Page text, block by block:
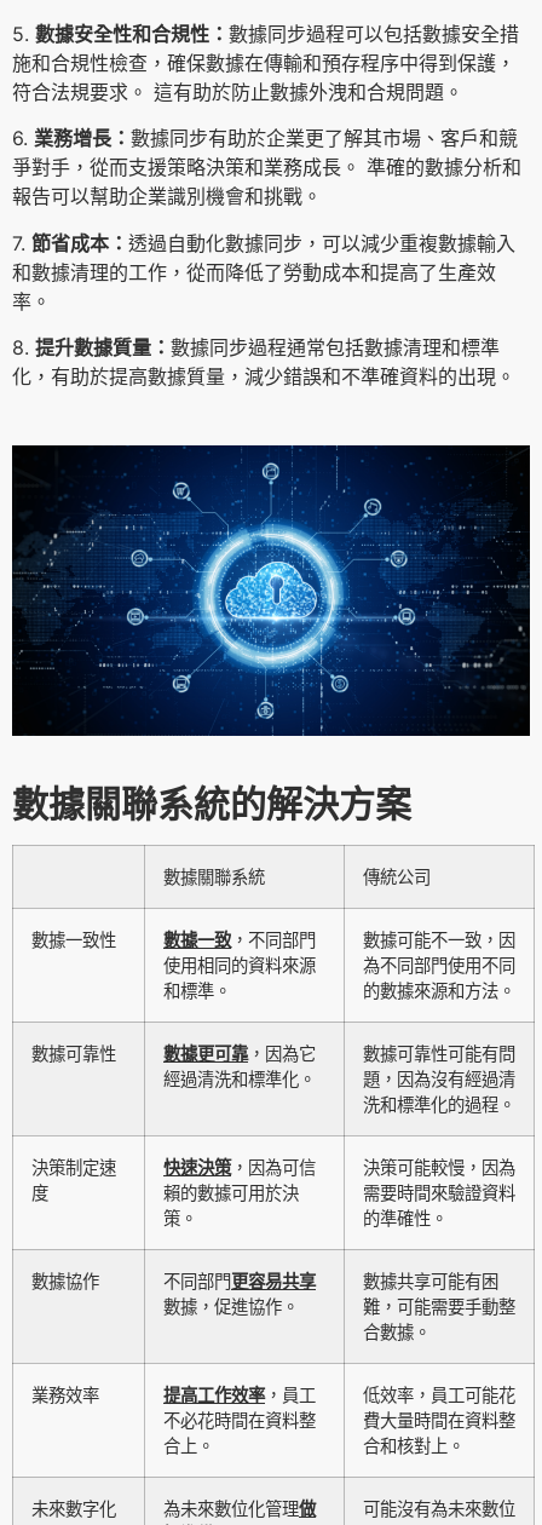
5. 數據安全性和合規性： 數據同步過程可以包括數據安全措
施和合規性檢查，確保數據在傳輸和預存程序中得到保護，
符合法規要求。 這有助於防止數據外洩和合規問題。
6. 業務增長： 數據同步有助於企業更了解其市場、客戶和競
爭對手，從而支援策略決策和業務成長。 準確的數據分析和
報告可以幫助企業識別機會和挑戰。
7. 節省成本： 透過自動化數據同步，可以減少重複數據輸入
和數據清理的工作，從而降低了勞動成本和提高了生產效
率。
8. 提升數據質量： 數據同步過程通常包括數據清理和標準
化，有助於提高數據質量，減少錯誤和不準確資料的出現。
數據關聯系統的解決方案
數據關聯系統 傳統公司
數據一致性 數據一致 ，不同部門
使用相同的資料來源
和標準。
數據可能不一致，因
為不同部門使用不同
的數據來源和方法。
數據可靠性 數據更可靠，因為它
經過清洗和標準化。
數據可靠性可能有問
題，因為沒有經過清
洗和標準化的過程。
決策制定速
度
快速決策，因為可信
賴的數據可用於決
策。
決策可能較慢，因為
需要時間來驗證資料
的準確性。
數據協作 不同部門更容易共享
數據，促進協作。
數據共享可能有困
難，可能需要手動整
合數據。
業務效率 提高工作效率，員工
不必花時間在資料整
合上。
低效率，員工可能花
費大量時間在資料整
合和核對上。
未來數字化
為未來數位化管理做
可能沒有為未來數位